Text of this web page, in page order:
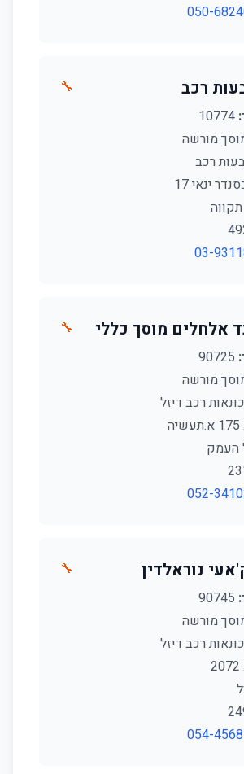
050-
רכב
מורשה
רכב
ינאי 17
03-
🔧
אלחלים מוסך כללי
מורשה
רכב דיזל
העמק
052-
🔧
נוראלדין
מורשה
רכב דיזל
054-
🔧